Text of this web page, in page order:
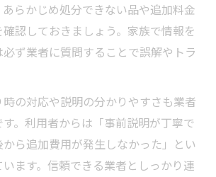
らかじめ処分できない品や追加料金
認しておきましょう。家族で情報を
ず業者に質問することで誤解やトラ
の対応や説明の分かりやすさも業者
。利用者からは「事前説明が丁寧で
ら追加費用が発生しなかった」とい
ます。信頼できる業者としっかり連